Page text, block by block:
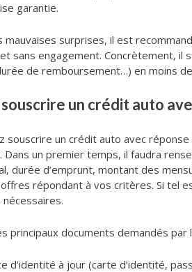
garantie.
mauvaises surprises, il est
sans engagement. Concrètement,
de remboursement…) en moins
un crédit auto
souscrire un crédit auto avec
Dans un premier temps, il faudra
durée d’emprunt, montant des
répondant à vos critères. Si tel
principaux documents demandés
d’identité à jour (carte d’identité,